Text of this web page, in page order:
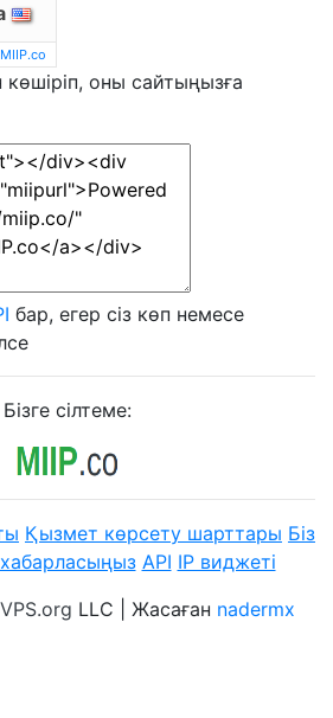
MIIP.co
көшіріп, оны сайтыңызға
бар, егер сіз көп немесе
Бізге сілтеме:
Қызмет көрсету шарттары Біз
хабарласыңыз API IP виджеті
VPS.org LLC | Жасаған nadermx